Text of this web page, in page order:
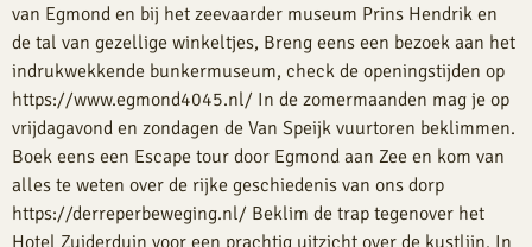
van Egmond en bij het zeevaarder museum Prins Hendrik en
de tal van gezellige winkeltjes, Breng eens een bezoek aan het
indrukwekkende bunkermuseum, check de openingstijden op
https://www.egmond4045.nl/ In de zomermaanden mag je op
vrijdagavond en zondagen de Van Speijk vuurtoren beklimmen.
Boek eens een Escape tour door Egmond aan Zee en kom van
alles te weten over de rijke geschiedenis van ons dorp
https://derreperbeweging.nl/ Beklim de trap tegenover het
Hotel Zuiderduin voor een prachtig uitzicht over de kustlijn. In